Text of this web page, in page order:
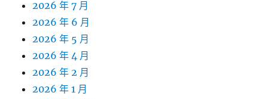
2026 年 7 月
2026 年 6 月
2026 年 5 月
2026 年 4 月
2026 年 2 月
2026 年 1 月